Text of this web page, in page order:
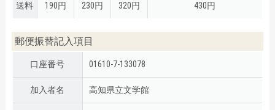
送料 190円 230円 320円 430円
郵便振替記入項目
口座番号 01610-7-133078
加入者名 高知県立文学館